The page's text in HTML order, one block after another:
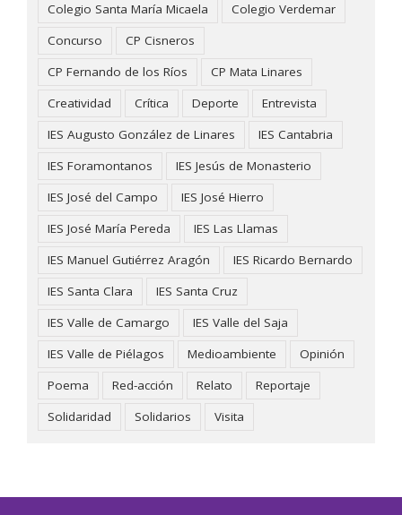
Colegio Santa María Micaela
Colegio Verdemar
Concurso
CP Cisneros
CP Fernando de los Ríos
CP Mata Linares
Creatividad
Crítica Deporte
Entrevista
IES Augusto González de Linares
IES Cantabria
IES Foramontanos
IES Jesús de Monasterio
IES José del Campo
IES José Hierro
IES José María Pereda
IES Las Llamas
IES Manuel Gutiérrez Aragón
IES Ricardo Bernardo
IES Santa Clara
IES Santa Cruz
IES Valle de Camargo
IES Valle del Saja
IES Valle de Piélagos
Medioambiente
Opinión
Poema
Red-acción Relato
Reportaje
Solidaridad
Solidarios Visita